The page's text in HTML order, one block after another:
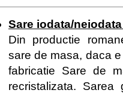
Sare iodata/
Din productie
sare de masa, daca
fabricatie Sare de
recristalizata.